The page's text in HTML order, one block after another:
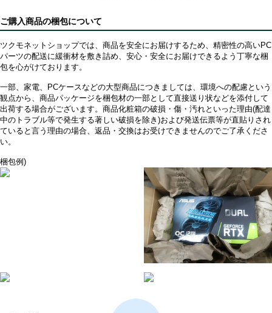
ご購入商品の梱包について
ツクモネットショップでは、商品を安全にお届けするため、精密性の高いPC
パーツの配送に緩衝材を敷き詰め、安心・安全にお届けできるよう丁寧な梱
包を心がけております。
一部、家電、PCケースなどの大型商品につきましては、環境への配慮という
観点から、商品パッケージを梱包材の一部として直接送り状などを添付して
出荷する場合がございます。商品化粧箱の破損・傷・汚れといった理由(配達
中のトラブル等で発生する著しい破損を除き)および発送伝票等が直貼りされ
ていると言う理由の場合、返品・交換はお受けできませんのでご了承くださ
い。
梱包例)